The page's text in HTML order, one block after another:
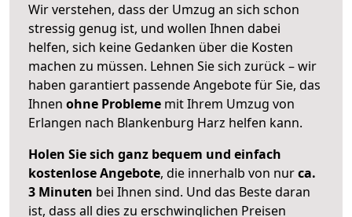
Wir verstehen, dass der Umzug an sich schon
stressig genug ist, und wollen Ihnen dabei
helfen, sich keine Gedanken über die Kosten
machen zu müssen. Lehnen Sie sich zurück – wir
haben garantiert passende Angebote für Sie, das
Ihnen ohne Probleme mit Ihrem Umzug von
Erlangen nach Blankenburg Harz helfen kann.
Holen Sie sich ganz bequem und einfach
kostenlose Angebote, die innerhalb von nurca.
3 Minuten bei Ihnen sind. Und das Beste daran
ist, dass all dies zu erschwinglichen Preisen